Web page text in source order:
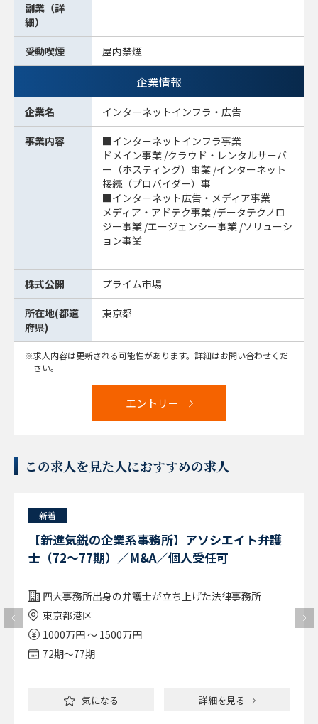
副業（詳
細）
受動喫煙 屋内禁煙
企業情報
企業名 インターネットインフラ・広告
事業内容
■インターネットインフラ事業
ドメイン事業 /クラウド・レンタルサーバ
ー（ホスティング）事業 /インターネット
接続（プロバイダー）事
■インターネット広告・メディア事業
メディア・アドテク事業 /データテクノロ
ジー事業 /エージェンシー事業 /ソリューシ
ョン事業
株式公開 プライム市場
所在地(都道
府県)
東京都
求人内容は更新される可能性があります。詳細はお問い合わせくだ
さい。
エントリー
この求人を見た人におすすめの求人
新着
【新進気鋭の企業系事務所】アソシエイト弁護
士（72～77期）／M&A／個人受任可
四大事務所出身の弁護士が立ち上げた法律事務所
東京都港区
1000万円 ～ 1500万円
72期〜77期
気になる 詳細を見る